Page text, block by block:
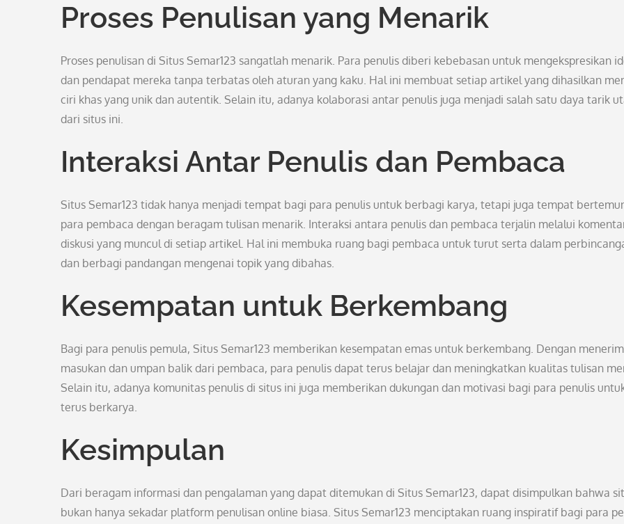
Proses Penulisan yang Menarik
Proses penulisan di Situs Semar123 sangatlah menarik. Para penulis diberi kebebasan untuk mengekspresikan
dan pendapat mereka tanpa terbatas oleh aturan yang kaku. Hal ini membuat setiap artikel yang dihasilkan
ciri khas yang unik dan autentik. Selain itu, adanya kolaborasi antar penulis juga menjadi salah satu daya tarik
dari situs ini.
Interaksi Antar Penulis dan Pembaca
Situs Semar123 tidak hanya menjadi tempat bagi para penulis untuk berbagi karya, tetapi juga tempat
para pembaca dengan beragam tulisan menarik. Interaksi antara penulis dan pembaca terjalin melalui
diskusi yang muncul di setiap artikel. Hal ini membuka ruang bagi pembaca untuk turut serta dalam
dan berbagi pandangan mengenai topik yang dibahas.
Kesempatan untuk Berkembang
Bagi para penulis pemula, Situs Semar123 memberikan kesempatan emas untuk berkembang. Dengan
masukan dan umpan balik dari pembaca, para penulis dapat terus belajar dan meningkatkan kualitas tulisan
Selain itu, adanya komunitas penulis di situs ini juga memberikan dukungan dan motivasi bagi para penulis
terus berkarya.
Kesimpulan
Dari beragam informasi dan pengalaman yang dapat ditemukan di Situs Semar123, dapat disimpulkan bahwa
bukan hanya sekadar platform penulisan online biasa. Situs Semar123 menciptakan ruang inspiratif bagi para